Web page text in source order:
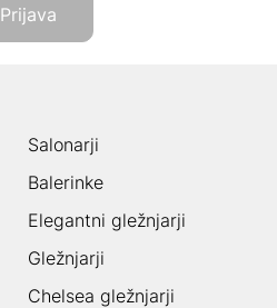
Prijava
Salonarji
Balerinke
Elegantni gležnjarji
Gležnjarji
Chelsea gležnjarji